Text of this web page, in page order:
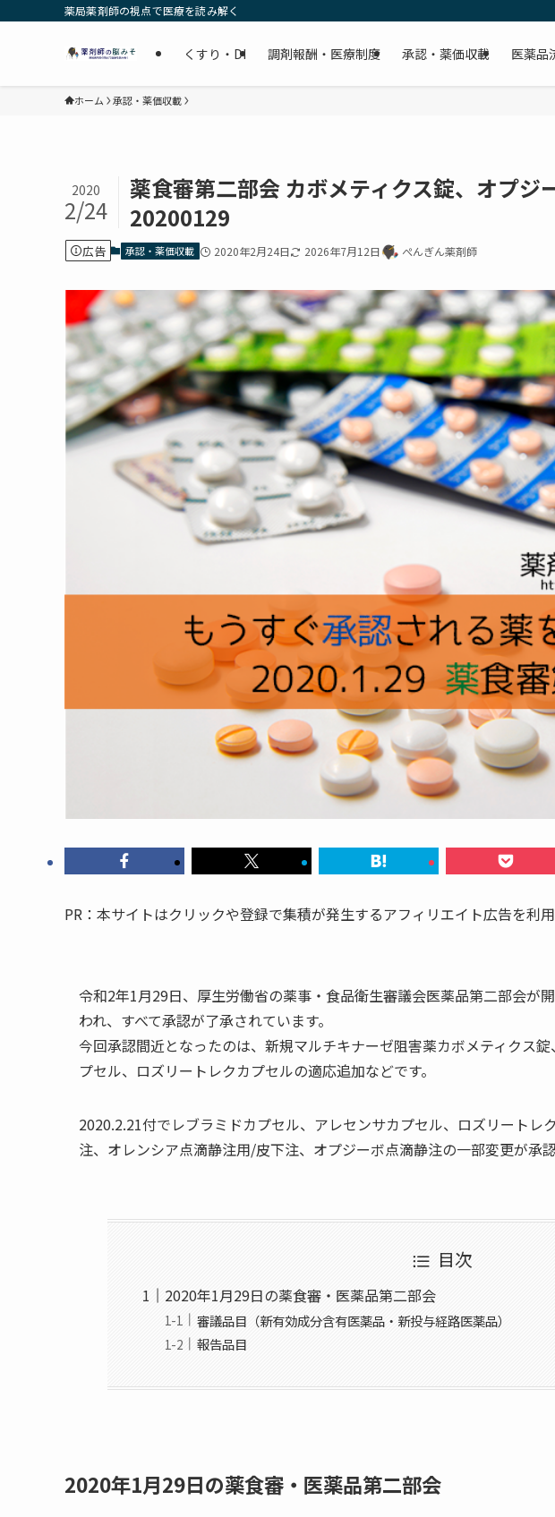
薬局薬剤師の視点で医療を読み解く
くすり・DI 調剤報酬・医療制度 承認・薬価収載 医薬品
ホーム 承認・薬価収載
薬食審第二部会 カボメティクス錠、オプジ
20200129
2020
2/24
広告 承認・薬価収載 2020年2月24日 2026年7月12日 ぺんぎん薬剤師
PR：本サイトはクリックや登録で集積が発生するアフィリエイト広告を利
令和2年1月29日、厚生労働省の薬事・食品衛生審議会医薬品第二部会が
われ、すべて承認が了承されています。
今回承認間近となったのは、新規マルチキナーゼ阻害薬カボメティクス
プセル、ロズリートレクカプセルの適応追加などです。
2020.2.21付でレブラミドカプセル、アレセンサカプセル、ロズリートレ
注、オレンシア点滴静注用/皮下注、オプジーボ点滴静注の一部変更が承認
目次
2020年1月29日の薬食審・医薬品第二部会
審議品目（新有効成分含有医薬品・新投与経路医薬品）
報告品目
2020年1月29日の薬食審・医薬品第二部会